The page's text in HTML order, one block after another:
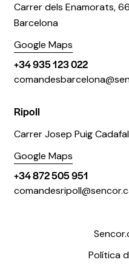
Carrer dels Enamorats,
Barcelona
Google Maps
+34 935 123 022
Ripoll
Carrer Josep Puig
Google Maps
+34 872 505 951
Política